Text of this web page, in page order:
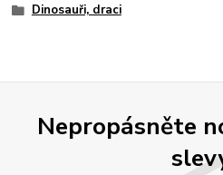
Dinosauři, draci
Nepropásněte